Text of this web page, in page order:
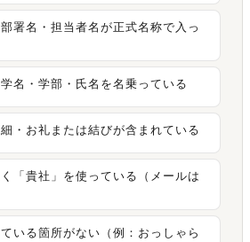
署名・担当者名が正式名称で入っ
名・学部・氏名を名乗っている
・お礼または結びが含まれている
く「貴社」を使っている（メールは
いる箇所がない（例：おっしゃら